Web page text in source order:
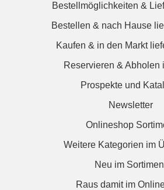
Bestellmöglichkeiten &
Bestellen & nach Hause
Kaufen & in den Markt
Reservieren & Abholen
Prospekte und
Newsletter
Onlineshop
Weitere Kategorien im
Neu im
Raus damit im